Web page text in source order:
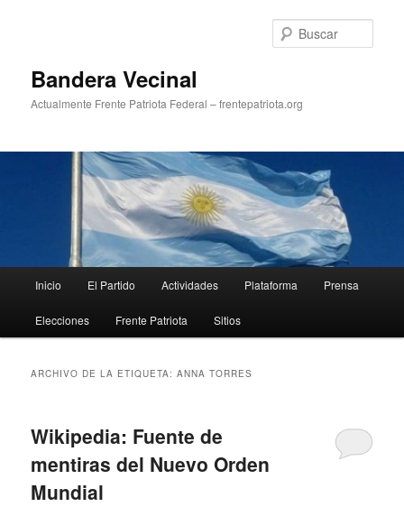
Bandera Vecinal
Actualmente Frente Patriota Federal – frentepatriota.org
principal
Inicio El Partido Actividades Plataforma Prensa
Elecciones Frente Patriota Sitios
ARCHIVO DE LA ETIQUETA:ANNA TORRES
Wikipedia: Fuente de
mentiras del Nuevo Orden
Mundial